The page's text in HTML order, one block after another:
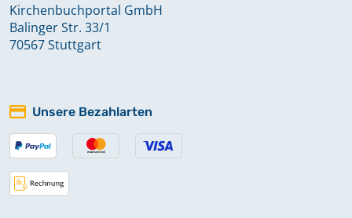
Kirchenbuchportal GmbH
Balinger Str. 33/1
70567 Stuttgart
Unsere Bezahlarten